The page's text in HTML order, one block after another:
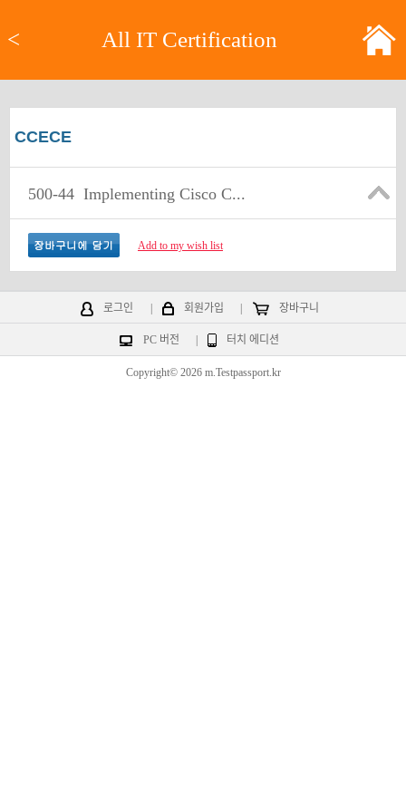
< All IT Certification
CCECE
500-44 Implementing Cisco C...
Add to my wish list
로그인 회원가입 장바구니
PC 버전 터치 에디션
Copyright© 2026 m.Testpassport.kr